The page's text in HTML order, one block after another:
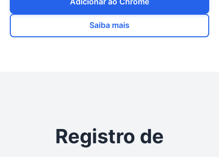
clicar em 'Aceitar permissões' ou reativar o
Saiba mais
Registro de